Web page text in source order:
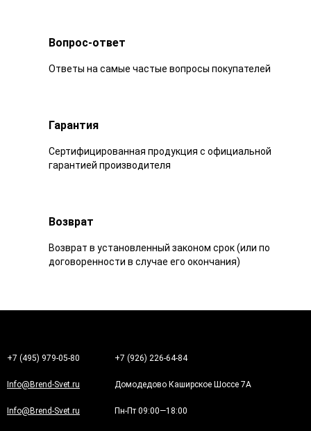
Вопрос-ответ
Ответы на самые частые вопросы покупателей
Гарантия
Сертифицированная продукция с официальной
гарантией производителя
Возврат
Возврат в установленный законом срок (или по
договоренности в случае его окончания)
+7 (495) 979-05-80 +7 (926) 226-64-84
Info@Brend-Svet.ru Домодедово Каширское Шоссе 7А
Info@Brend-Svet.ru Пн-Пт 09:00—18:00